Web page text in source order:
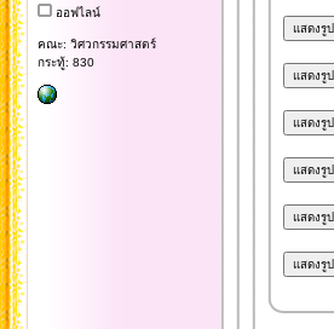
ออฟไลน์
คณะ: วิศวกรรมศาสตร์
กระทู้: 830